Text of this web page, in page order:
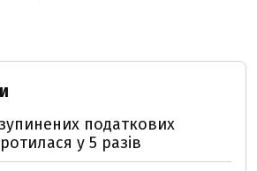
податкових
у 5 разів